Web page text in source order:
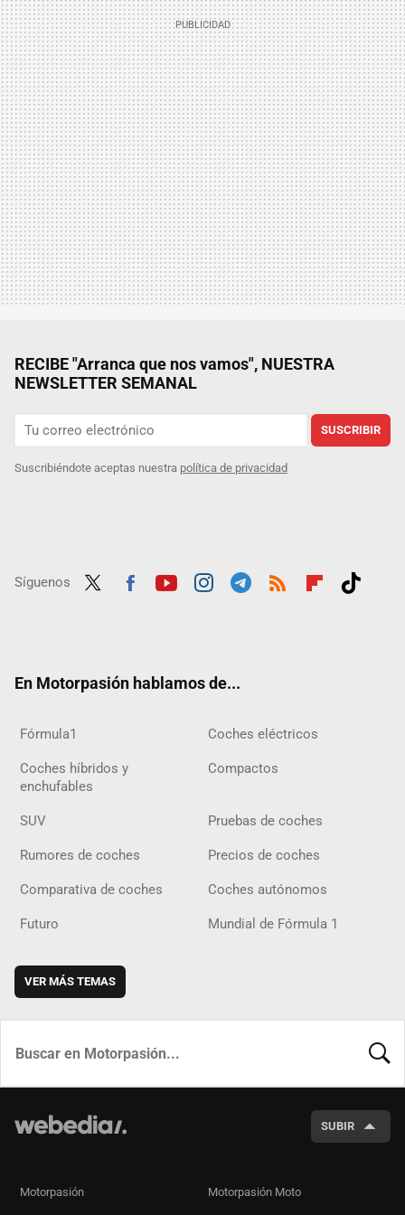
RECIBE "Arranca que nos vamos", NUESTRA
NEWSLETTER SEMANAL
SUSCRIBIR
Suscribiéndote aceptas nuestra política de privacidad
Síguenos
En Motorpasión hablamos de...
Fórmula1 Coches eléctricos
Coches híbridos y
enchufables
Compactos
SUV Pruebas de coches
Rumores de coches Precios de coches
Comparativa de coches Coches autónomos
Futuro Mundial de Fórmula 1
VER MÁS TEMAS
SUBIR
Motorpasión Motorpasión Moto